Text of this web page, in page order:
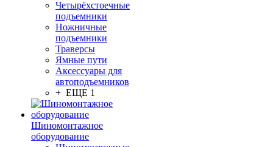
Четырёхстоечные
подъемники
Ножничные
подъемники
Траверсы
Ямные пути
Аксессуары для
автоподъемников
+ ЕЩЕ 1
Шиномонтажное
оборудование